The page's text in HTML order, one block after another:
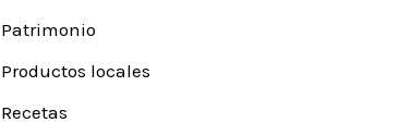
Patrimonio
Productos locales
Recetas